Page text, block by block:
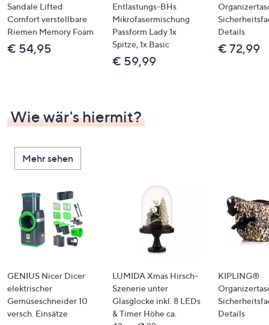
Sandale Lifted
Comfort verstellbare
Riemen Memory Foam
€ 54,95
Entlastungs-BHs
Mikrofasermischung
Passform Lady 1x
Spitze, 1x Basic
€ 59,99
Details
€ 72,99
Wie wär's hiermit?
Mehr sehen
GENIUS Nicer Dicer
elektrischer
Gemüseschneider 10
versch. Einsätze
LUMIDA Xmas Hirsch-
Szenerie unter
Glasglocke inkl. 8 LEDs
& Timer Höhe ca.
KIPLING®
Details